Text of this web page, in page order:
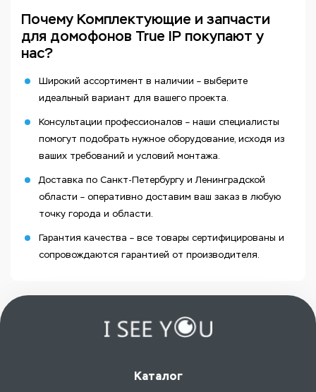
Почему Комплектующие и запчасти
для домофонов True IP покупают у
нас?
Широкий ассортимент в наличии – выберите
идеальный вариант для вашего проекта.
Консультации профессионалов – наши специалисты
помогут подобрать нужное оборудование, исходя из
ваших требований и условий монтажа.
Доставка по Санкт-Петербургу и Ленинградской
области – оперативно доставим ваш заказ в любую
точку города и области.
Гарантия качества – все товары сертифицированы и
сопровождаются гарантией от производителя.
Каталог